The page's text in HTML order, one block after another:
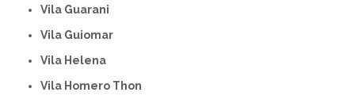
Vila Guarani
Vila Guiomar
Vila Helena
Vila Homero Thon